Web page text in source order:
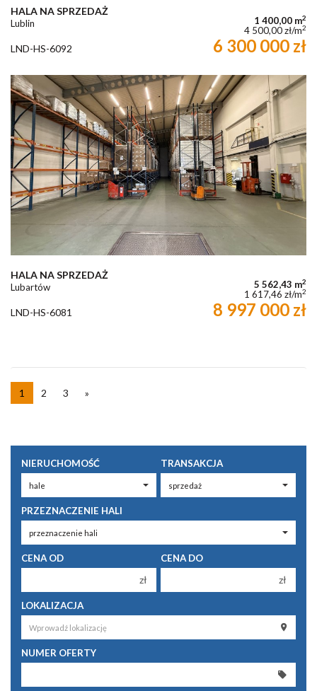
HALA NA SPRZEDAŻ
Lublin 1 400,00 m2
4 500,00 zł/m2
LND-HS-6092 6 300 000 zł
HALA NA SPRZEDAŻ
Lubartów 5 562,43 m2
1 617,46 zł/m2
LND-HS-6081 8 997 000 zł
1 2 3 »
NIERUCHOMOŚĆ TRANSAKCJA
PRZEZNACZENIE HALI
CENA OD
zł
150 000 zł
300 000 zł
350 000 zł
CENA DO
zł
300 000 zł
350 000 zł
LOKALIZACJA
NUMER OFERTY